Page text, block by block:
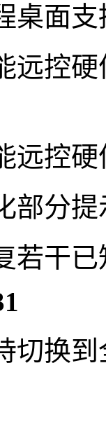
面支
控硬
控硬
分提
干已
换到